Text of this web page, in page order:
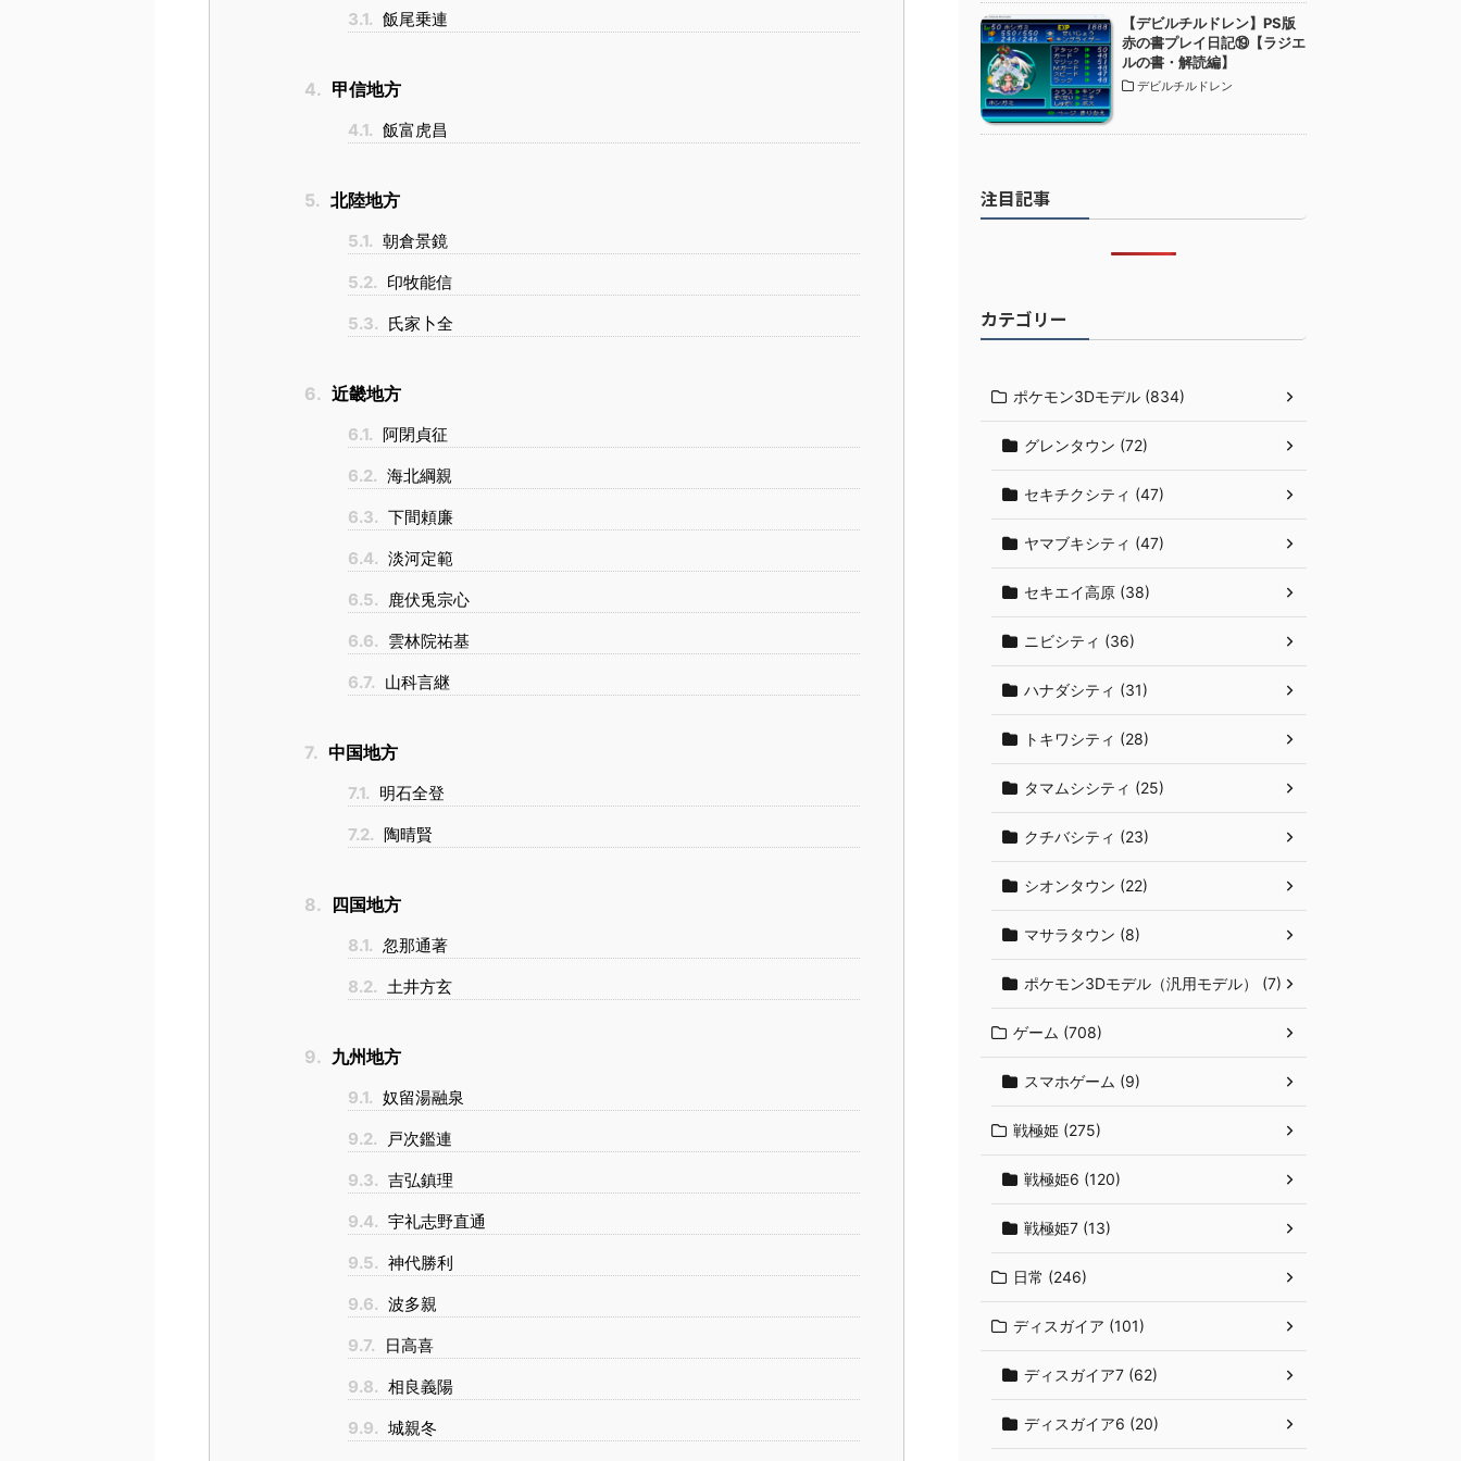
3.1. 飯尾乗連
4. 甲信地方
4.1. 飯富虎昌
5. 北陸地方
5.1. 朝倉景鏡
5.2. 印牧能信
5.3. 氏家卜全
6. 近畿地方
6.1. 阿閉貞征
6.2. 海北綱親
6.3. 下間頼廉
6.4. 淡河定範
6.5.
鹿伏兎宗心
6.6. 雲林院祐基
6.7. 山科言継
7. 中国地方
7.1. 明石全登
7.2. 陶晴賢
8. 四国地方
8.1. 忽那通著
8.2. 土井方玄
9. 九州地方
9.1. 奴留湯融泉
9.2.
戸次鑑連
9.3. 吉弘鎮理
9.4. 宇礼志野直通
9.5. 神代勝利
9.6. 波多親
9.7.
日高喜
9.8. 相良義陽
9.9. 城親冬
【デビルチルドレン】PS版
赤の書プレイ日記⑲【ラジエ
ルの書・解読編】
デビルチルドレン
注目記事
カテゴリー
ポケモン3Dモデル (834)
グレンタウン (72)
セキチクシティ (47)
ヤマブキシティ (47)
セキエイ高原 (38)
ニビシティ (36)
ハナダシティ (31)
トキワシティ (28)
タマムシシティ (25)
クチバシティ (23)
シオンタウン (22)
マサラタウン (8)
ポケモン3Dモデル（汎用モデル） (7)
ゲーム (708)
スマホゲーム (9)
戦極姫 (275)
戦極姫6 (120)
戦極姫7 (13)
日常 (246)
ディスガイア (101)
ディスガイア7 (62)
ディスガイア6 (20)